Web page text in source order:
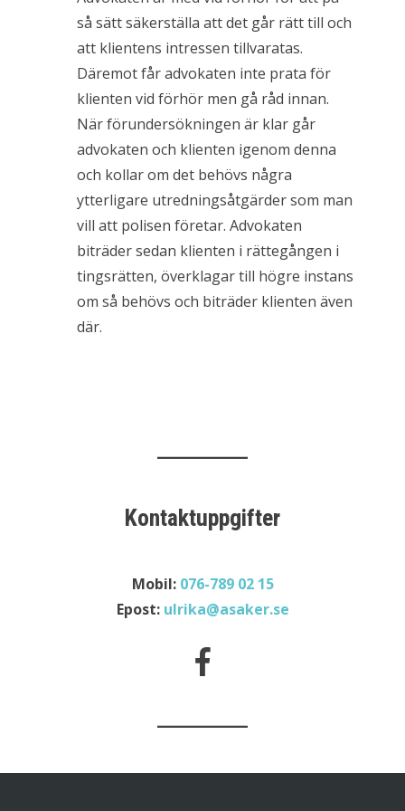
så sätt säkerställa att det går rätt till och
att klientens intressen tillvaratas.
Däremot får advokaten inte prata för
klienten vid förhör men gå råd innan.
När förundersökningen är klar går
advokaten och klienten igenom denna
och kollar om det behövs några
ytterligare utredningsåtgärder som man
vill att polisen företar. Advokaten
biträder sedan klienten i rättegången i
tingsrätten, överklagar till högre instans
om så behövs och biträder klienten även
där.
Kontaktuppgifter
Mobil: 076-789 02 15
Epost: ulrika@asaker.se